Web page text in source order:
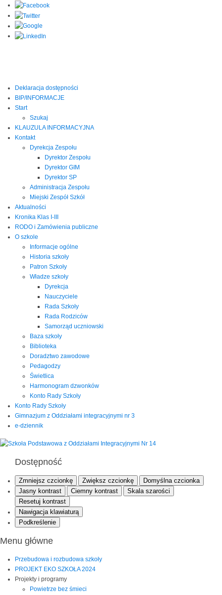
Deklaracja dostępności
BIP/INFORMACJE
Start
Szukaj
KLAUZULA INFORMACYJNA
Kontakt
Dyrekcja Zespołu
Dyrektor Zespołu
Dyrektor GIM
Dyrektor SP
Administracja Zespołu
Miejski Zespół Szkół
Aktualności
Kronika Klas I-III
RODO i Zamówienia publiczne
O szkole
Informacje ogólne
Historia szkoły
Patron Szkoły
Władze szkoły
Dyrekcja
Nauczyciele
Rada Szkoły
Rada Rodziców
Samorząd uczniowski
Baza szkoły
Biblioteka
Doradztwo zawodowe
Pedagodzy
Świetlica
Harmonogram dzwonków
Konto Rady Szkoły
Konto Rady Szkoły
Gimnazjum z Oddziałami integracyjnymi nr 3
e-dziennik
Dostępność
Zmniejsz czcionkę Zwiększ czcionkę
Domyślna czcionka
Jasny kontrast
Ciemny kontrast
Skala szarości
Resetuj kontrast
Nawigacja klawiaturą
Podkreślenie
Menu główne
Przebudowa i rozbudowa szkoły
PROJEKT EKO SZKOŁA 2024
Projekty i programy
Powietrze bez śmieci